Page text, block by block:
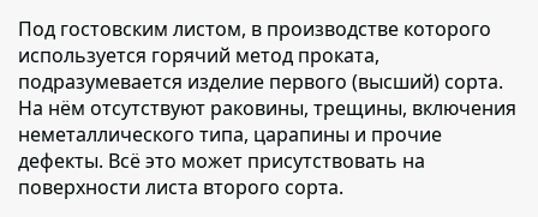
Под гостовским листом, в производстве которого
используется горячий метод проката,
подразумевается изделие первого (высший) сорта.
На нём отсутствуют раковины, трещины, включения
неметаллического типа, царапины и прочие
дефекты. Всё это может присутствовать на
поверхности листа второго сорта.